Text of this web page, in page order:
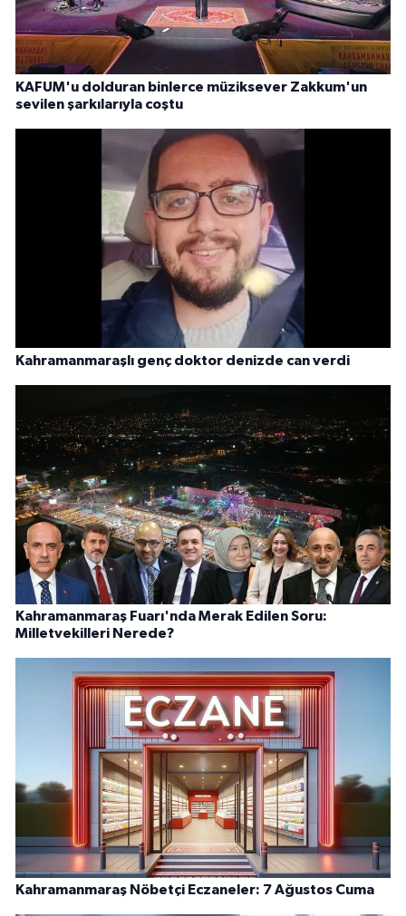
KAFUM'u dolduran binlerce müziksever Zakkum'un
sevilen şarkılarıyla coştu
Kahramanmaraşlı genç doktor denizde can verdi
Kahramanmaraş Fuarı'nda Merak Edilen Soru:
Milletvekilleri Nerede?
Kahramanmaraş Nöbetçi Eczaneler: 7 Ağustos Cuma